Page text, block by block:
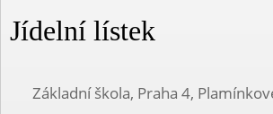
Jídelní lístek
Základní škola, Praha 4,